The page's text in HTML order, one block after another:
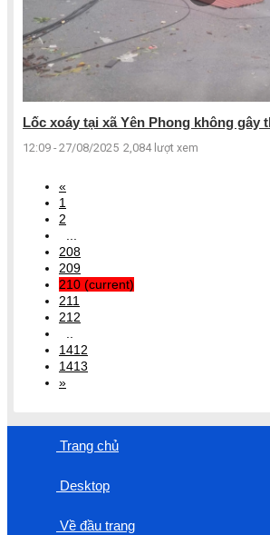
Lốc xoáy tại xã Yên Phong không gây
12:09 - 27/08/2025 2,084 lượt xem
«
1
2
208
209
210 (current)
211
212
1412
1413
»
Trang chủ
Desktop
Về đầu trang